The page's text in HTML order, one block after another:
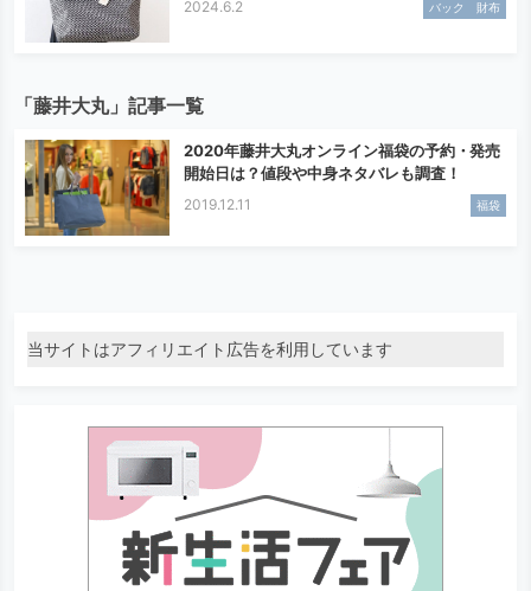
2024.6.2 バック 財布
「藤井大丸」記事一覧
2020年藤井大丸オンライン福袋の予約・発売
開始日は？値段や中身ネタバレも調査！
2019.12.11 福袋
当サイトはアフィリエイト広告を利用しています